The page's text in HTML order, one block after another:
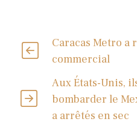
Caracas Metro a
commercial
Aux États-Unis,
bombarder le
a arrêtés en sec